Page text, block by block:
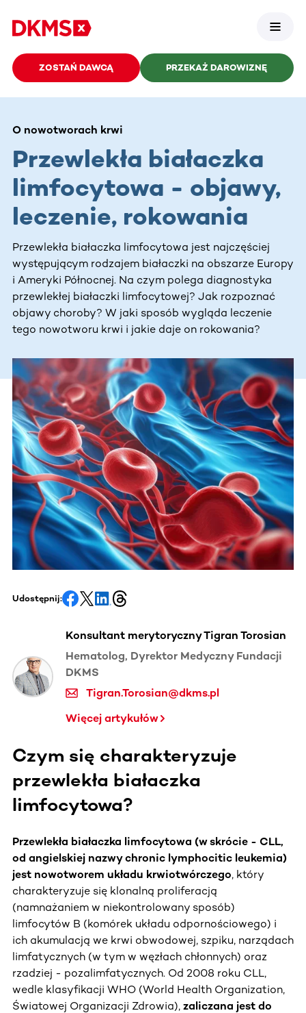
ZOSTAŃ DAWCĄ PRZEKAŻ DAROWIZNĘ
O nowotworach krwi
Przewlekła białaczka
limfocytowa - objawy,
leczenie, rokowania
Przewlekła białaczka limfocytowa jest najczęściej
występującym rodzajem białaczki na obszarze Europy
i Ameryki Północnej. Na czym polega diagnostyka
przewlekłej białaczki limfocytowej? Jak rozpoznać
objawy choroby? W jaki sposób wygląda leczenie
tego nowotworu krwi i jakie daje on rokowania?
Udostępnij:
Konsultant merytoryczny Tigran Torosian
Hematolog, Dyrektor Medyczny Fundacji
DKMS
Tigran.Torosian@dkms.pl
Więcej artykułów
Czym się charakteryzuje
przewlekła białaczka
limfocytowa?
Przewlekła białaczka limfocytowa (w skrócie - CLL,
od angielskiej nazwy chronic lymphocitic leukemia)
jest nowotworem układu krwiotwórczego, który
charakteryzuje się klonalną proliferacją
(namnażaniem w niekontrolowany sposób)
limfocytów B (komórek układu odpornościowego) i
ich akumulacją we krwi obwodowej, szpiku, narządach
limfatycznych (w tym w węzłach chłonnych) oraz
rzadziej - pozalimfatycznych. Od 2008 roku CLL,
wedle klasyfikacji WHO (World Health Organization,
Światowej Organizacji Zdrowia), zaliczana jest do